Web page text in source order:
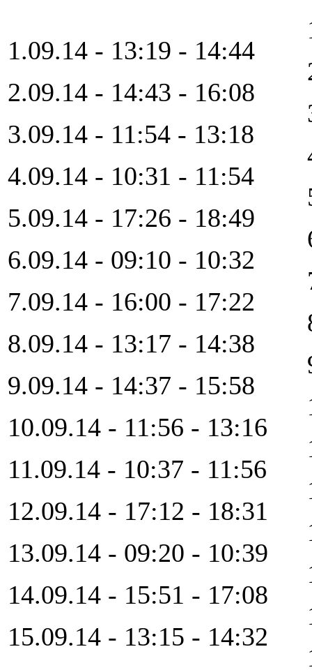
1.09.14 - 13:19 - 14:44
2.09.14 - 14:43 - 16:08
3.09.14 - 11:54 - 13:18
4.09.14 - 10:31 - 11:54
5.09.14 - 17:26 - 18:49
6.09.14 - 09:10 - 10:32
7.09.14 - 16:00 - 17:22
8.09.14 - 13:17 - 14:38
9.09.14 - 14:37 - 15:58
10.09.14 - 11:56 - 13:16
11.09.14 - 10:37 - 11:56
12.09.14 - 17:12 - 18:31
13.09.14 - 09:20 - 10:39
14.09.14 - 15:51 - 17:08
15.09.14 - 13:15 - 14:32